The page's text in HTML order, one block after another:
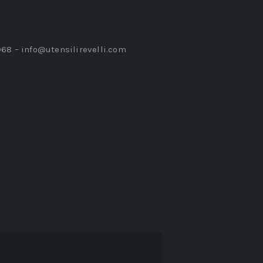
– info@utensilirevelli.com